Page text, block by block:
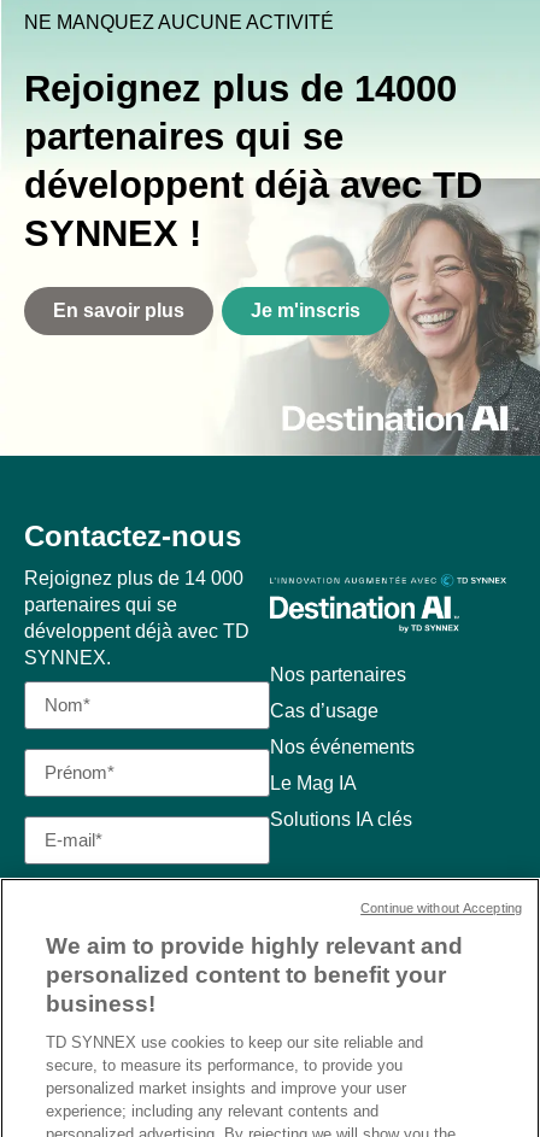
NE MANQUEZ AUCUNE ACTIVITÉ
Rejoignez plus de 14000
partenaires qui se
développent déjà avec TD
SYNNEX !
En savoir plus Je m'inscris
Nos partenaires
Cas d’usage
Nos événements
Le Mag IA
Solutions IA clés
Contactez-nous
Rejoignez plus de 14 000
partenaires qui se
développent déjà avec TD
SYNNEX.
We aim to provide highly relevant and
personalized content to benefit your
business!
TD SYNNEX use cookies to keep our site reliable and
secure, to measure its performance, to provide you
personalized market insights and improve your user
experience; including any relevant contents and
Continue without Accepting